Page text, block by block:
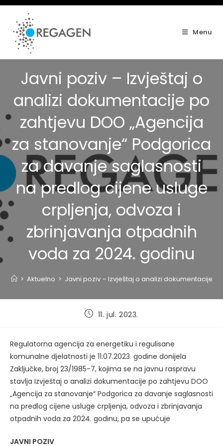
Skip
content
Menu
Javni poziv – Izvještaj o
analizi dokumentacije po
zahtjevu DOO „Agencija
za stanovanje“ Podgorica
za davanje saglasnosti
na predlog cijene usluge
crpljenja, odvoza i
zbrinjavanja otpadnih
voda za 2024. godinu
> Aktuelno > Javni poziv – Izvještaj o analizi dokumentacije
Post11. jul. 2023.
Regulatorna agencija za energetiku i regulisane
komunalne djelatnosti je 11.07.2023. godine donijela
Zaključke, broj 23/1985-7, kojima se na javnu raspravu
stavlja Izvještaj o analizi dokumentacije po zahtjevu DOO
„Agencija za stanovanje“ Podgorica za davanje saglasnosti
na predlog cijene usluge crpljenja, odvoza i zbrinjavanja
otpadnih voda za 2024. godinu, pa se upućuje
JAVNI POZIV